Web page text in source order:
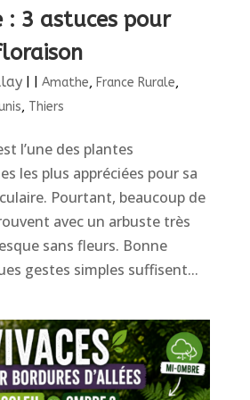
: 3 astuces pour
| Amathe, France Rurale,
, Thiers
l’une des plantes
les plus appréciées pour sa
Pourtant, beaucoup de
avec un arbuste très
sans fleurs. Bonne
gestes simples suffisent...